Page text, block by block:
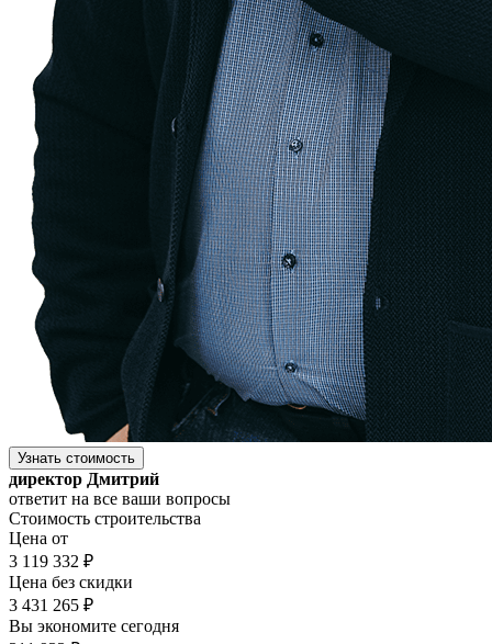
Узнать стоимость
директор Дмитрий
ответит на все ваши вопросы
Стоимость строительства
Цена от
3 119 332 ₽
Цена без скидки
3 431 265 ₽
Вы экономите сегодня